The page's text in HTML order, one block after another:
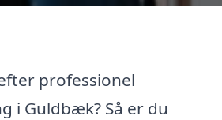
professionel
i Guldbæk? Så er du